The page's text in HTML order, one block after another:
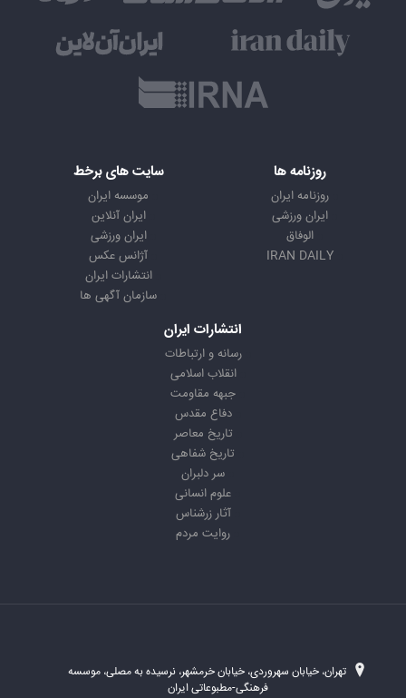
روزنامه ها
روزنامه ایران
ایران ورزشی
الوفاق
IRAN DAILY
سایت های برخط
موسسه ایران
ایران آنلاین
ایران ورزشی
آژانس عکس
انتشارات ایران
سازمان آگهی ها
انتشارات ایران
رسانه و ارتباطات
انقلاب اسلامی
جبهه مقاومت
دفاع مقدس
تاریخ معاصر
تاریخ شفاهی
سر دلبران
علوم انسانی
آثار زرشناس
روایت مردم
تهران، خیابان سهروردی، خیابان خرمشهر، نرسیده به مصلی، موسسه
فرهنگی-مطبوعاتی ایران